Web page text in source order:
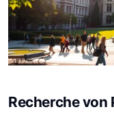
Recherche